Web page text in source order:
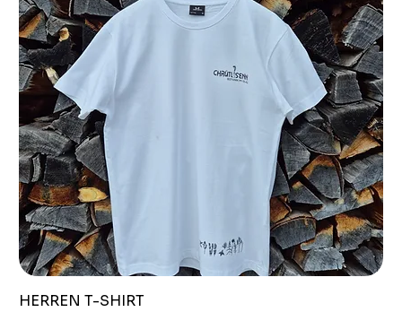
HERREN T-SHIRT